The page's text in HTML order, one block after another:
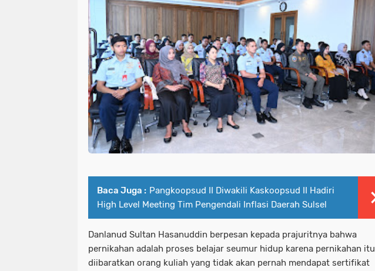
Baca Juga : Pangkoopsud II Diwakili Kaskoopsud II Hadiri
High Level Meeting Tim Pengendali Inflasi Daerah Sulsel
Danlanud Sultan Hasanuddin berpesan kepada prajuritnya bahwa
pernikahan adalah proses belajar seumur hidup karena pernikahan itu
diibaratkan orang kuliah yang tidak akan pernah mendapat sertifikat